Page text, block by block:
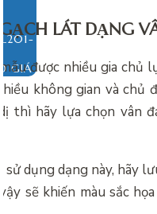
GIÁ
LÁT DẠNG
được nhiều gia chủ
không gian và chủ
thì hãy lựa chọn vân
sử dụng dạng này, hãy
sẽ khiến màu sắc